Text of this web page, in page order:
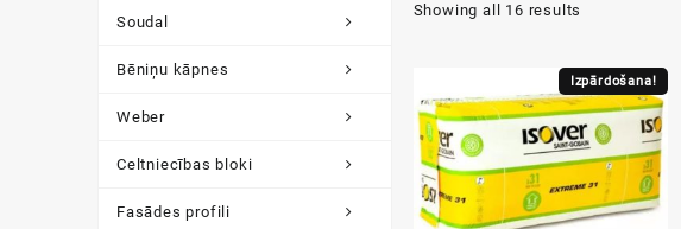
Soudal
Bēniņu kāpnes
Weber
Celtniecības bloki
Fasādes profili
Showing all 16 results
Izpārdošana!